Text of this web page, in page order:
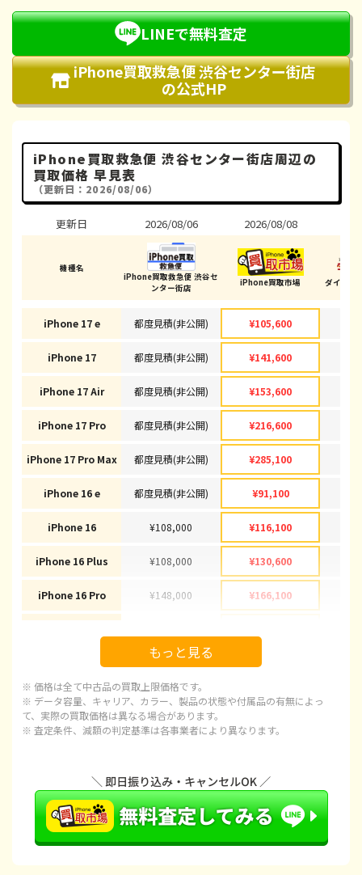
LINEで無料査定
iPhone買取救急便 渋谷センター街店
の公式HP
iPhone買取救急便 渋谷センター街店周辺の
買取価格 早見表
（更新日：2026/08/06）
更新日
機種名
iPhone 17 e
iPhone 17
iPhone 17 Air
iPhone 17 Pro
iPhone 17 Pro Max
iPhone 16 e
iPhone 16
iPhone 16 Plus
iPhone 16 Pro
iPhone 15 Plus
iPhone 15 Pro
iPhone 14 Plus
iPhone 14
2026/08/06
iPhone買取救急便 渋谷セ
ンター街店
都度見積(非公開)
都度見積(非公開)
都度見積(非公開)
都度見積(非公開)
都度見積(非公開)
都度見積(非公開)
¥108,000
¥108,000
¥148,000
¥78,000
¥78,000
¥98,000
¥65,000
2026/08/08
iPhone買取市場
¥105,600
¥141,600
¥153,600
¥216,600
¥285,100
¥91,100
¥116,100
¥130,600
¥166,100
¥92,100
¥97,100
¥120,100
¥66,600
ダイワン
もっと見る
※ 価格は全て中古品の買取上限価格です。
※ データ容量、キャリア、カラー、製品の状態や付属品の有無によっ
て、実際の買取価格は異なる場合があります。
※ 査定条件、減額の判定基準は各事業者により異なります。